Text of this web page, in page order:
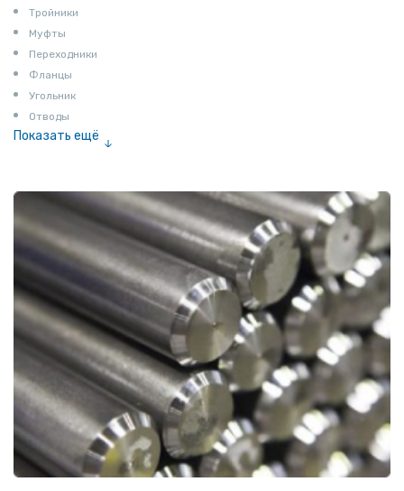
Тройники
Муфты
Переходники
Фланцы
Угольник
Отводы
Показать ещё
Соединение «американка»
Штуцеры
Сгоны
Удлинители для труб
Крестовины
Контргайки